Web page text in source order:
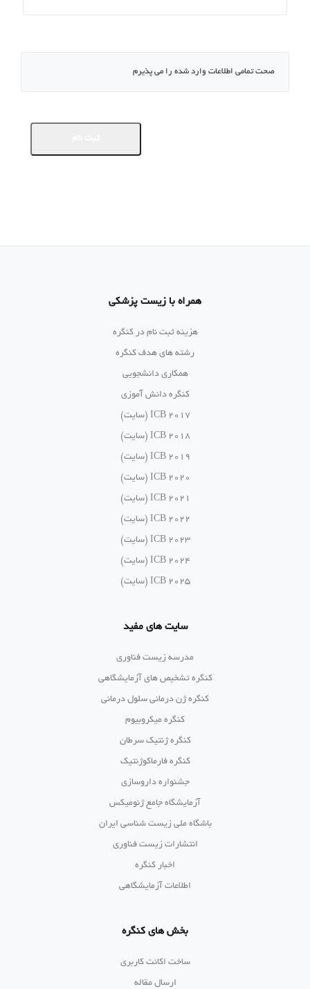
صحت تمامی اطلاعات وارد شده را می پذیرم
همراه با زیست پزشکی
هزینه ثبت نام در کنگره
رشته های هدف کنگره
همکاری دانشجویی
کنگره دانش آموزی
ICB 2017 (سایت)
ICB 2018 (سایت)
ICB 2019 (سایت)
ICB 2020 (سایت)
ICB 2021 (سایت)
ICB 2022 (سایت)
ICB 2023 (سایت)
ICB 2024 (سایت)
ICB 2025 (سایت)
سایت های مفید
مدرسه زیست فناوری
کنگره تشخیص های آزمایشگاهی
کنگره ژن درمانی سلول درمانی
کنگره میکروبیوم
کنگره ژنتیک سرطان
کنگره فارماکوژنتیک
جشنواره داروسازی
آزمایشگاه جامع ژنومیکس
باشگاه ملی زیست شناسی ایران
انتشارات زیست فناوری
اخبار کنگره
اطلاعات آزمایشگاهی
بخش های کنگره
ساخت اکانت کاربری
ارسال مقاله